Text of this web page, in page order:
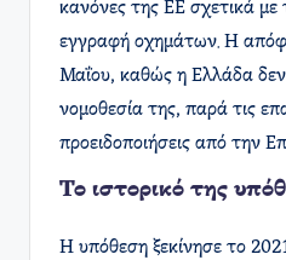
κανόνες της ΕΕ σχετικά
εγγραφή οχημάτων. Η
Μαΐου, καθώς η Ελλάδα
νομοθεσία της, παρά τις
προειδοποιήσεις από την
Το ιστορικό της
Η υπόθεση ξεκίνησε το